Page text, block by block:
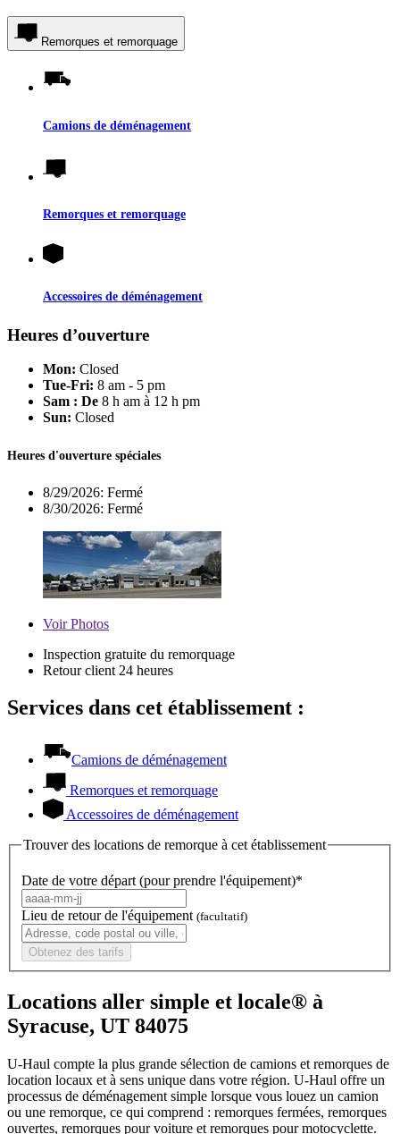
Remorques et remorquage
Camions de déménagement
Remorques et remorquage
Accessoires de déménagement
Heures d’ouverture
Mon: Closed
Tue-Fri: 8 am - 5 pm
Sam : De 8 h am à 12 h pm
Sun: Closed
Heures d'ouverture spéciales
8/29/2026: Fermé
8/30/2026: Fermé
VoirPhotos
Inspection gratuite du remorquage
Retour client 24 heures
Services dans cet établissement :
Camions de déménagement
Remorques et remorquage
Accessoires de déménagement
Trouver des locations de remorque à cet établissement
Date de votre départ (pour prendre l'équipement)*
Lieu de retour de l'équipement (facultatif)
Obtenez des tarifs
Locations aller simple et locale® à
Syracuse, UT 84075
U-Haul compte la plus grande sélection de camions et remorques de
location locaux et à sens unique dans votre région. U-Haul offre un
processus de déménagement simple lorsque vous louez un camion
ou une remorque, ce qui comprend : remorques fermées, remorques
ouvertes, remorques pour voiture et remorques pour motocyclette.